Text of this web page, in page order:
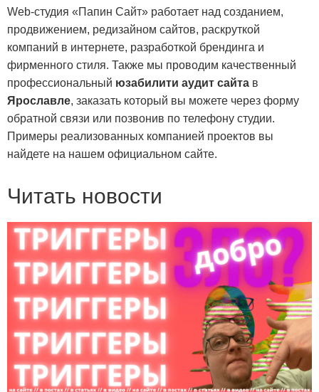
Web-студия «Папин Сайт» работает над созданием,
продвижением, редизайном сайтов, раскруткой
компаний в интернете, разработкой брендинга и
фирменного стиля. Также мы проводим качественный
профессиональный юзабилити аудит сайта в
Ярославле, заказать который вы можете через форму
обратной связи или позвонив по телефону студии.
Примеры реализованных компанией проектов вы
найдете на нашем официальном сайте.
Читать новости